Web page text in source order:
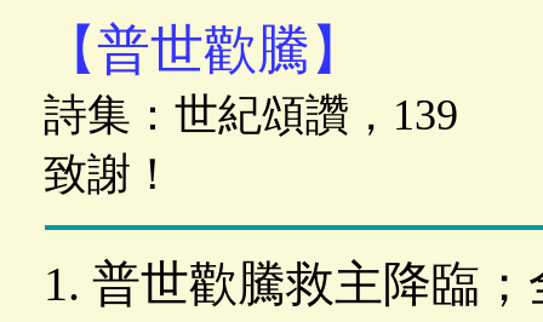
【普世歡騰】
詩集：世紀頌讚，
致謝！
普世歡騰救主降臨